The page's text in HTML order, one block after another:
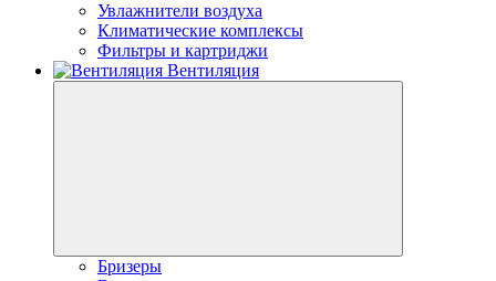
Увлажнители воздуха
Климатические комплексы
Фильтры и картриджи
Вентиляция
Бризеры